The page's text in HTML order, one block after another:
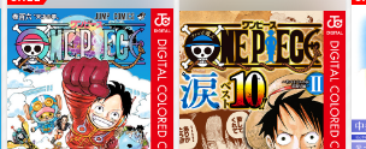
食戟のソーマ OVA